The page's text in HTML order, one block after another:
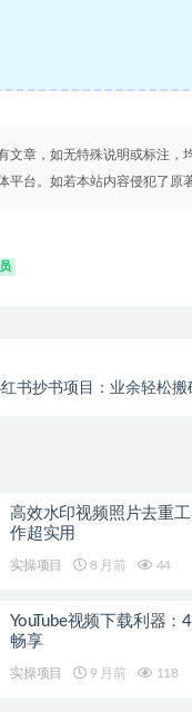
文章，如无特殊说明或标注，
平台。如若本站内容侵犯了原
书抄书项目：业余轻松
高效水印视频照片去重
作超实用
实操项目 8 月前 44
YouTube视频下载利器
畅享
实操项目 9 月前 118